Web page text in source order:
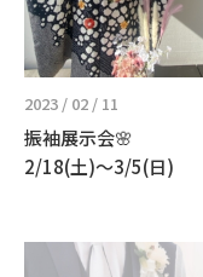
2023 / 02 / 11
振袖展示会🌸
2/18(土)〜3/5(日)